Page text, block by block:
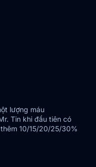
lượng máu
Tin khi đầu tiên có
10/15/20/25/30%